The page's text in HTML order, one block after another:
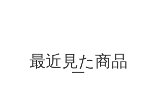
最近見た商品